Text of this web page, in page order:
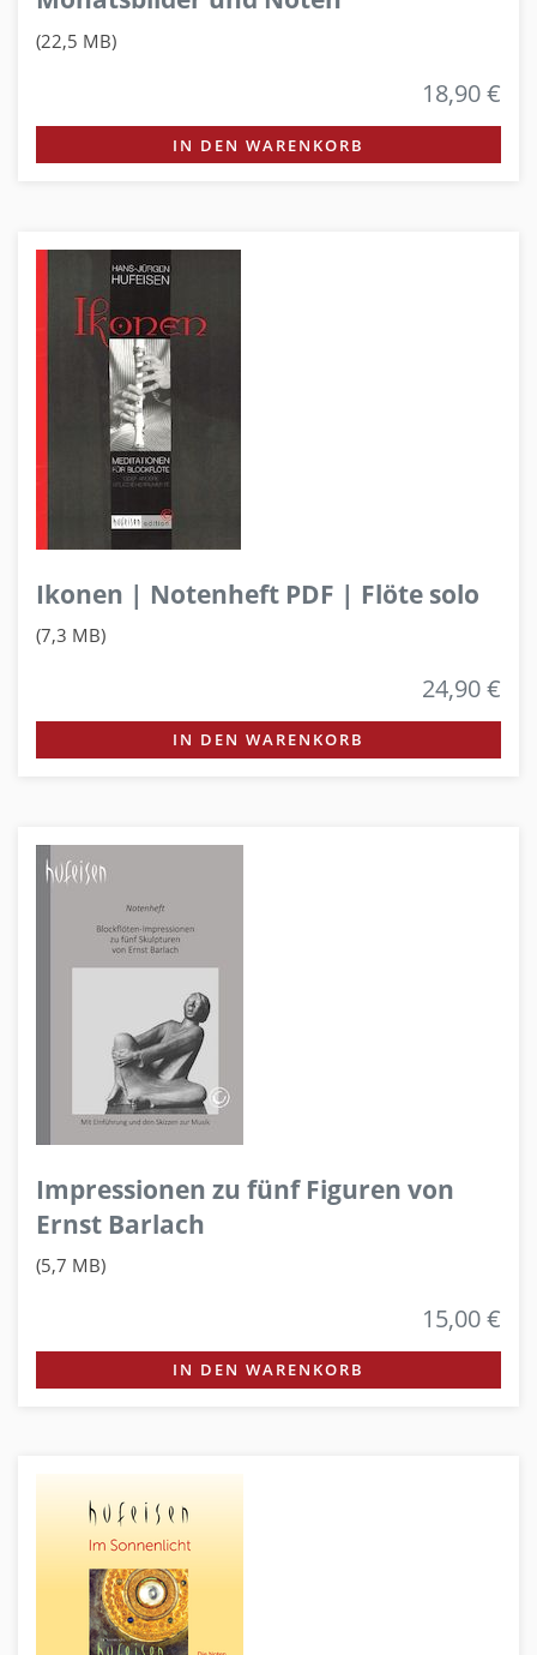
(22,5 MB)
18,90 €
IN DEN WARENKORB
Ikonen | Notenheft PDF | Flöte solo
(7,3 MB)
24,90 €
IN DEN WARENKORB
Impressionen zu fünf Figuren von
Ernst Barlach
(5,7 MB)
15,00 €
IN DEN WARENKORB